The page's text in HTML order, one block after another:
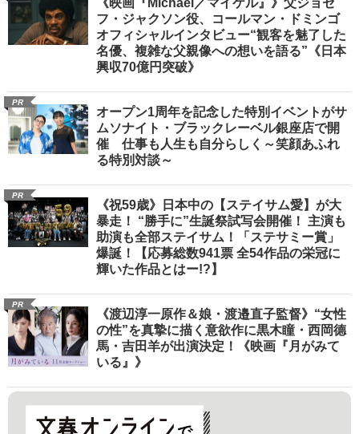
フ・ジャクソン役、コールマン・ドミンゴ
オフィシャルインタビュー“観客を魅了した
名優、複雑な父親像への想いを語る”《日本
興収70億円突破》
PR
オープン1周年を記念した特別イベントがサ
ムソナイト・ブラックレーベル銀座店で開
催 仕事も人生も自分らしく～笑顔あふれ
る特別対談～
PR
《祝59歳》日本中の【ステイサム愛】が大
暴走！ “勝手に”生誕祭試写会開催！ 主演も
助演も全部ステイサム！「ステサミー賞」
爆誕！【応募総数941票 全54作品の栄冠に
輝いた作品とはー!?】
PR
《渡辺淳一原作＆娘・渡邉直子監督》“女性
の性”を真摯に描く意欲作に黒木瞳・西岡德
馬・吉田羊が出演決定！《映画『月がみて
いる』》